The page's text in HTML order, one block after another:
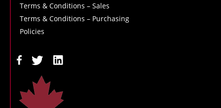
Terms & Conditions – Sales
Terms & Conditions – Purchasing
Policies